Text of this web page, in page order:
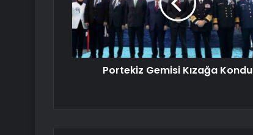
Portekiz Gemisi Kızağa Kondu